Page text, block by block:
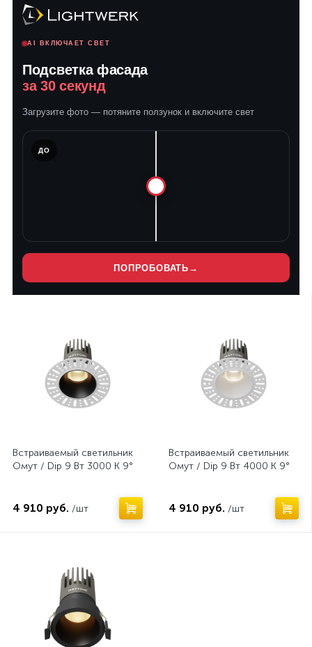
AI ВКЛЮЧАЕТ СВЕТ
Подсветка фасада
за 30 секунд
Загрузите фото — потяните ползунок и включите свет
ДО
ПОПРОБОВАТЬ →
Встраиваемый светильник
Омут / Dip 9 Вт 3000 К 9°
4 910 руб. /шт
Встраиваемый светильник
Омут / Dip 9 Вт 4000 К 9°
4 910 руб. /шт